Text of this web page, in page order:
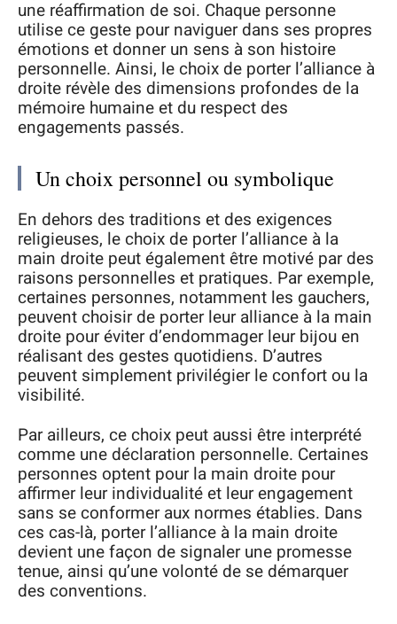
une réaffirmation de soi. Chaque personne
utilise ce geste pour naviguer dans ses propres
émotions et donner un sens à son histoire
personnelle. Ainsi, le choix de porter l’alliance à
droite révèle des dimensions profondes de la
mémoire humaine et du respect des
engagements passés.
Un choix personnel ou symbolique
En dehors des traditions et des exigences
religieuses, le choix de porter l’alliance à la
main droite peut également être motivé par des
raisons personnelles et pratiques. Par exemple,
certaines personnes, notamment les gauchers,
peuvent choisir de porter leur alliance à la main
droite pour éviter d’endommager leur bijou en
réalisant des gestes quotidiens. D’autres
peuvent simplement privilégier le confort ou la
visibilité.
Par ailleurs, ce choix peut aussi être interprété
comme une déclaration personnelle. Certaines
personnes optent pour la main droite pour
affirmer leur individualité et leur engagement
sans se conformer aux normes établies. Dans
ces cas-là, porter l’alliance à la main droite
devient une façon de signaler une promesse
tenue, ainsi qu’une volonté de se démarquer
des conventions.